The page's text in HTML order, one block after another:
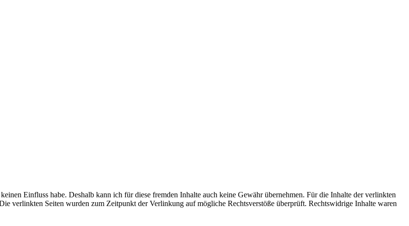
Einfluss habe. Deshalb kann ich für diese fremden Inhalte auch keine Gewähr übernehmen. Für die Inhalte der verlinkten
verlinkten Seiten wurden zum Zeitpunkt der Verlinkung auf mögliche Rechtsverstöße überprüft. Rechtswidrige Inhalte waren